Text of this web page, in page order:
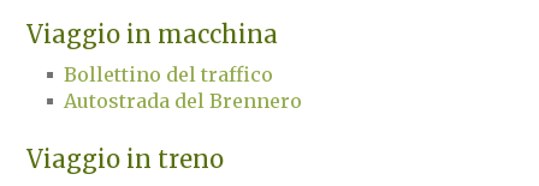
Prezzi
Meteo
Viaggio in macchina
Bollettino del traffico
Autostrada del Brennero
Viaggio in treno